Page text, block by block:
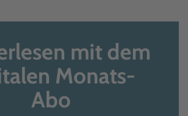
mit dem
Monats-
Abo